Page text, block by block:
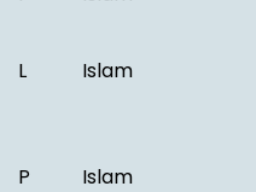
L Islam
P Islam